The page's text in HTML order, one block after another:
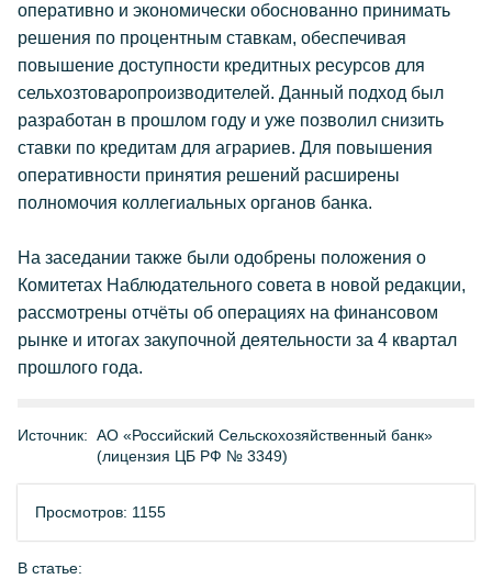
оперативно и экономически обоснованно принимать
решения по процентным ставкам, обеспечивая
повышение доступности кредитных ресурсов для
сельхозтоваропроизводителей. Данный подход был
разработан в прошлом году и уже позволил снизить
ставки по кредитам для аграриев. Для повышения
оперативности принятия решений расширены
полномочия коллегиальных органов банка.
На заседании также были одобрены положения о
Комитетах Наблюдательного совета в новой редакции,
рассмотрены отчёты об операциях на финансовом
рынке и итогах закупочной деятельности за 4 квартал
прошлого года.
Источник: АО «Российский Сельскохозяйственный банк»
(лицензия ЦБ РФ № 3349)
Просмотров: 1155
В статье: